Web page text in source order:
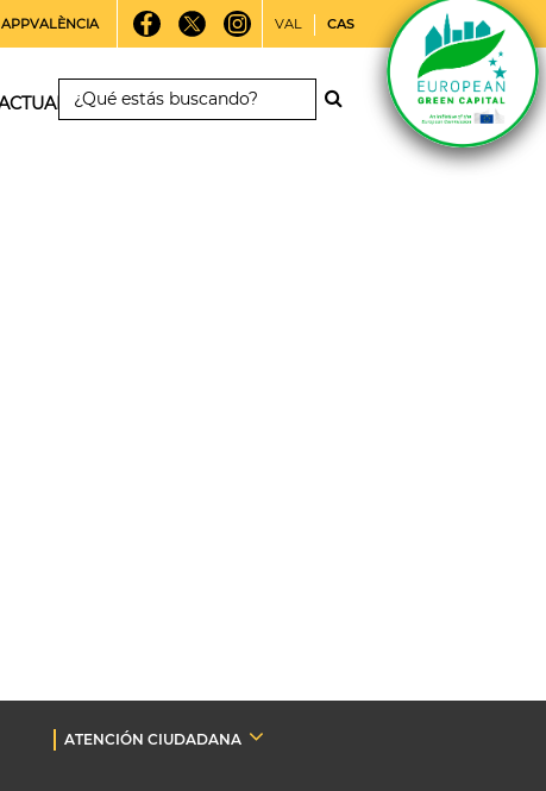
APPVALÈNCIA VAL CAS
ATENCIÓN CIUDADANA